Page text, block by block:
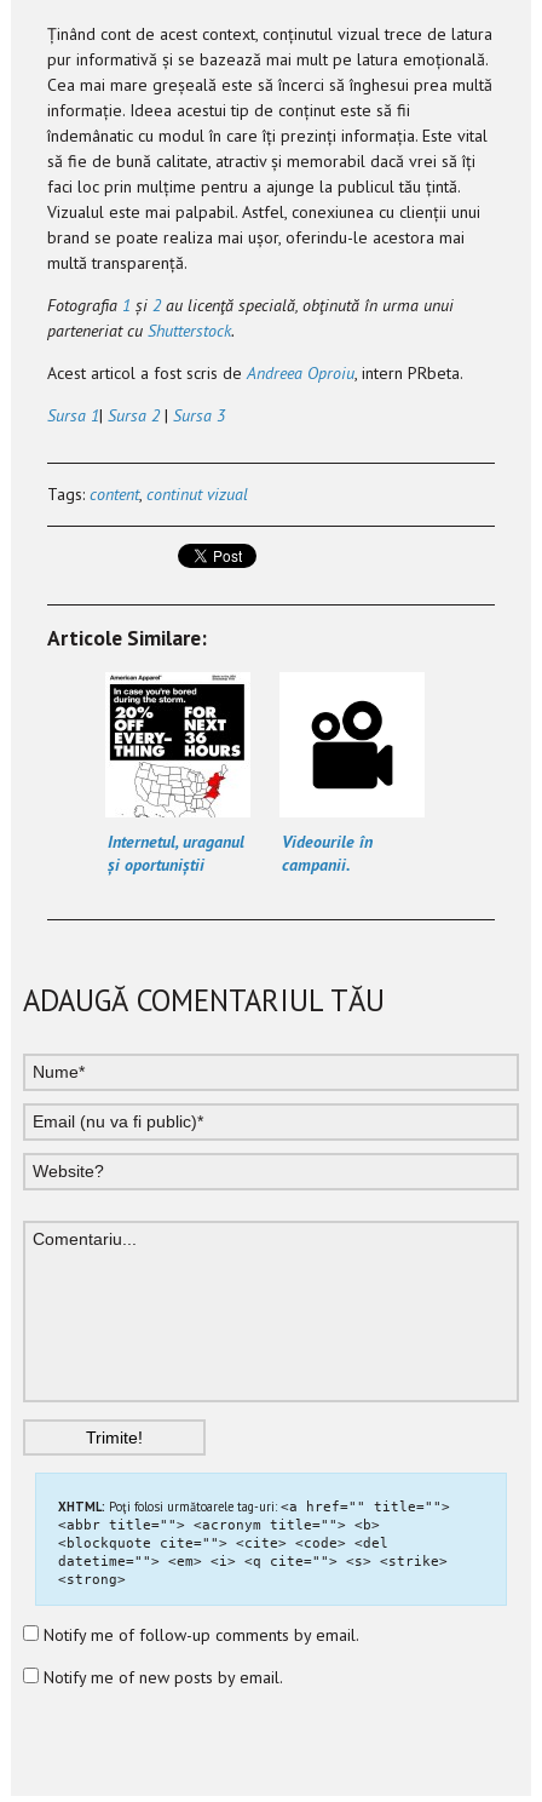
Ținând cont de acest context, conținutul vizual trece de latura
pur informativă și se bazează mai mult pe latura emoțională.
Cea mai mare greșeală este să încerci să înghesui prea multă
informație. Ideea acestui tip de conținut este să fii
îndemânatic cu modul în care îți prezinți informația. Este vital
să fie de bună calitate, atractiv și memorabil dacă vrei să îți
faci loc prin mulțime pentru a ajunge la publicul tău țintă.
Vizualul este mai palpabil. Astfel, conexiunea cu clienții unui
brand se poate realiza mai ușor, oferindu-le acestora mai
multă transparență.
Fotografia 1 și 2au licenţă specială, obţinută în urma unui
parteneriat cu Shutterstock.
Acest articol a fost scris deAndreea Oproiu, intern PRbeta.
Sursa 1| Sursa 2| Sursa 3
Tags: content, continut vizual
Articole Similare:
Internetul, uraganul
și oportuniștii
Videourile în
campanii.
ADAUGĂ COMENTARIUL TĂU
XHTML: Poţi folosi următoarele tag-uri: <a href="" title="">
<abbr title=""> <acronym title=""> <b>
<blockquote cite=""> <cite> <code> <del
datetime=""> <em> <i> <q cite=""> <s> <strike>
<strong>
Notify me of follow-up comments by email.
Notify me of new posts by email.